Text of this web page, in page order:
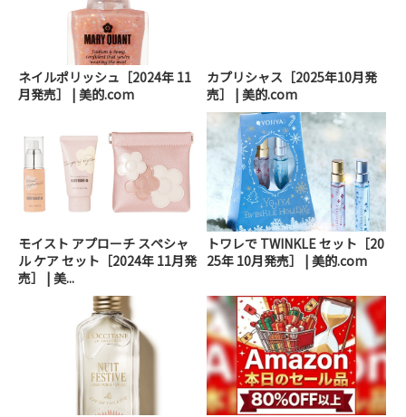
ネイルポリッシュ［2024年 11
月発売］ | 美的.com
カプリシャス［2025年10月発
売］ | 美的.com
モイスト アプローチ スペシャ
ル ケア セット［2024年 11月発
売］ | 美...
トワレで TWINKLE セット［20
25年 10月発売］ | 美的.com